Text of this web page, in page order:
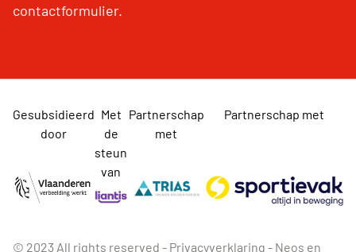
contactformulier.
Gesubsidieerd
door
Met
de
steun
van
Partnerschap
met
Partnerschap met
© 2023 All rights reserved - Privacyverklaring - Neos en